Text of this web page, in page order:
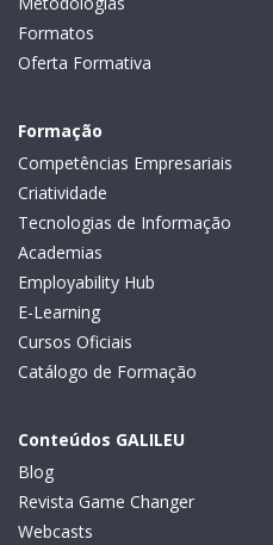
Formatos
Oferta Formativa
Formação
Competências Empresariais
Criatividade
Tecnologias de Informação
Academias
Employability Hub
E-Learning
Cursos Oficiais
Catálogo de Formação
Conteúdos GALILEU
Blog
Revista Game Changer
Webcasts